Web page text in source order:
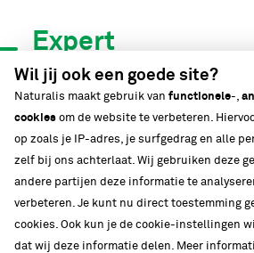
Expert
in biodiversiteit
Wil jij ook een goede site?
Naturalis maakt gebruik van functionele-,
cookies om de website te verbeteren.
op zoals je IP-adres, je surfgedrag en alle
zelf bij ons achterlaat. Wij gebruiken deze
andere partijen deze informatie te
verbeteren. Je kunt nu direct toestemming
cookies. Ook kun je de cookie-instellingen
dat wij deze informatie delen. Meer